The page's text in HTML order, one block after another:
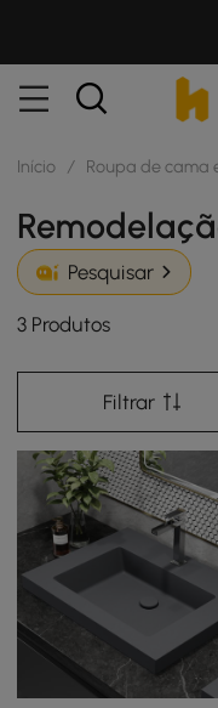
Início / Roupa de cama
Pesquisar
3 Produtos
Filtrar